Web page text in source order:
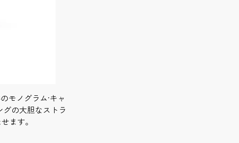
モノグラム·キャ
の大胆なストラ
ます。